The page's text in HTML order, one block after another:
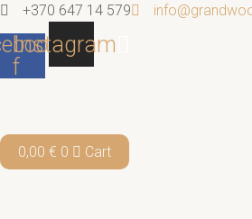
Pereiti
prie
turinio
+370 647 14 579
f
Instagram
0,00 € 0 Cart
produkto
kiekis:
Iv
San
Shampoo
3